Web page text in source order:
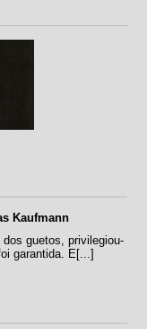
Kaufmann
guetos, privilegiou-
garantida. E[...]